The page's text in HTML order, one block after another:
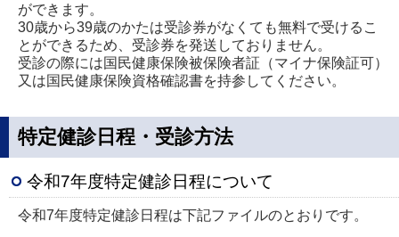
ができます。
30歳から39歳のかたは受診券がなくても無料で受けるこ
とができるため、受診券を発送しておりません。
受診の際には国民健康保険被保険者証（マイナ保険証可）
又は国民健康保険資格確認書を持参してください。
特定健診日程・受診方法
令和7年度特定健診日程について
令和7年度特定健診日程は下記ファイルのとおりです。